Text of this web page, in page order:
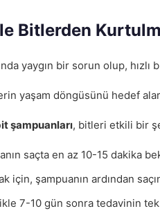
Bitlerden
yaygın bir sorun olup,
yaşam döngüsünü hedef
şampuanları, bitleri etkili bir
saçta en az 10-15 dakika
için, şampuanın ardından
7-10 gün sonra tedavinin